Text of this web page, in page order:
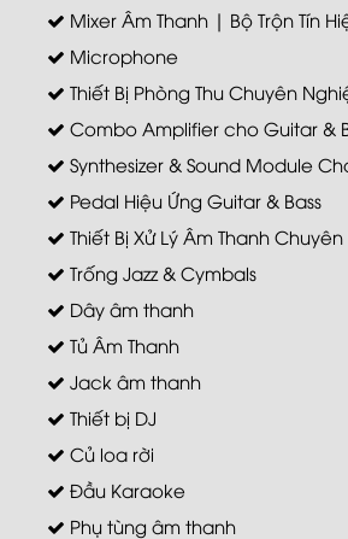
Mixer Âm Thanh | Bộ Trộn Tín
Microphone
Thiết Bị Phòng Thu Chuyên
Combo Amplifier cho Guitar &
Synthesizer & Sound Module
Pedal Hiệu Ứng Guitar & Bass
Thiết Bị Xử Lý Âm Thanh
Trống Jazz & Cymbals
Dây âm thanh
Tủ Âm Thanh
Jack âm thanh
Thiết bị DJ
Củ loa rời
Đầu Karaoke
Phụ tùng âm thanh